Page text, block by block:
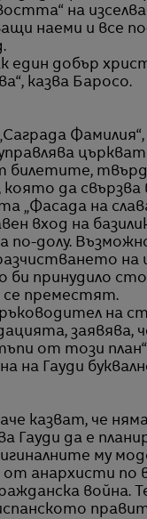
на
наеми и все
един добър
казва Баросо.
билетите,
която да
„Фасада на
вход на
по-долу.
на
би принудило
се преместят.
на
заявява,
от този
на Гауди
казват, че
Гауди да е
му
от анархисти по
война.